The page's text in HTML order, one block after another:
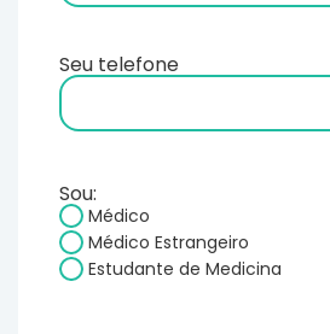
Seu telefone
Sou:
Médico
Médico Estrangeiro
Estudante de Medicina